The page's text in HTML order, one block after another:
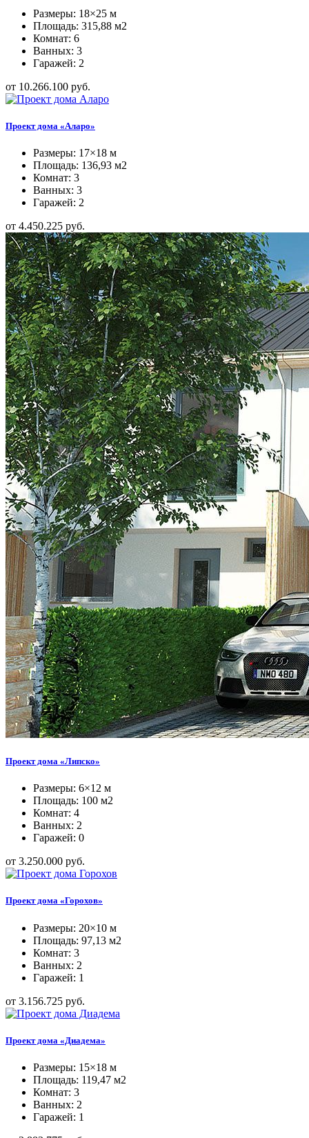
Размеры: 18×25 м
Площадь: 315,88 м2
Комнат: 6
Ванных: 3
Гаражей: 2
от 10.266.100 руб.
Проект дома «Аларо»
Размеры: 17×18 м
Площадь: 136,93 м2
Комнат: 3
Ванных: 3
Гаражей: 2
от 4.450.225 руб.
Проект дома «Липско»
Размеры: 6×12 м
Площадь: 100 м2
Комнат: 4
Ванных: 2
Гаражей: 0
от 3.250.000 руб.
Проект дома «Горохов»
Размеры: 20×10 м
Площадь: 97,13 м2
Комнат: 3
Ванных: 2
Гаражей: 1
от 3.156.725 руб.
Проект дома «Диадема»
Размеры: 15×18 м
Площадь: 119,47 м2
Комнат: 3
Ванных: 2
Гаражей: 1